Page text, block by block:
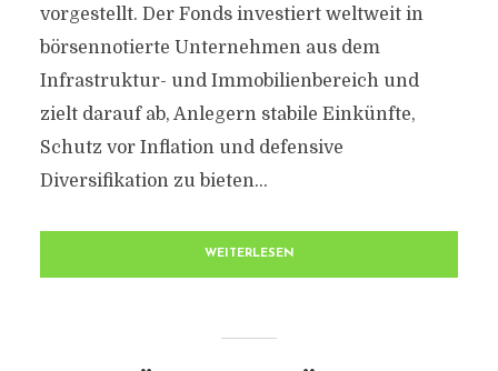
vorgestellt. Der Fonds investiert weltweit in
börsennotierte Unternehmen aus dem
Infrastruktur- und Immobilienbereich und
zielt darauf ab, Anlegern stabile Einkünfte,
Schutz vor Inflation und defensive
Diversifikation zu bieten...
WEITERLESEN